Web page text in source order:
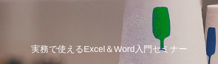
実務で使えるExcel＆Word入門セミナー